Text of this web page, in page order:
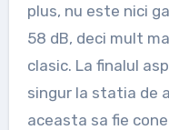
plus, nu este nici
58 dB, deci mult
clasic. La finalul
singur la statia de
aceasta sa fie